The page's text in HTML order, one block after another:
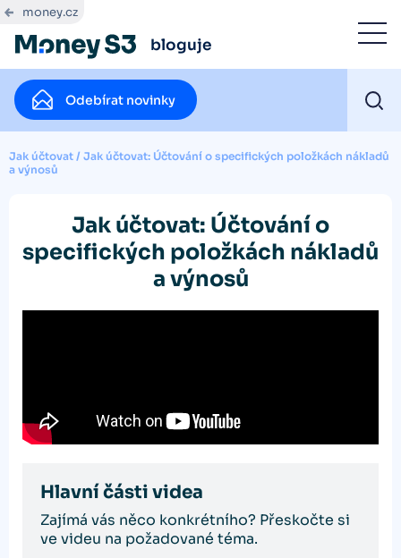
money.cz
bloguje
Odebírat novinky
Jak účtovat / Jak účtovat: Účtování o specifických položkách nákladů
a výnosů
Jak účtovat: Účtování o
specifických položkách nákladů
a výnosů
Hlavní části videa
Zajímá vás něco konkrétního? Přeskočte si
ve videu na požadované téma.